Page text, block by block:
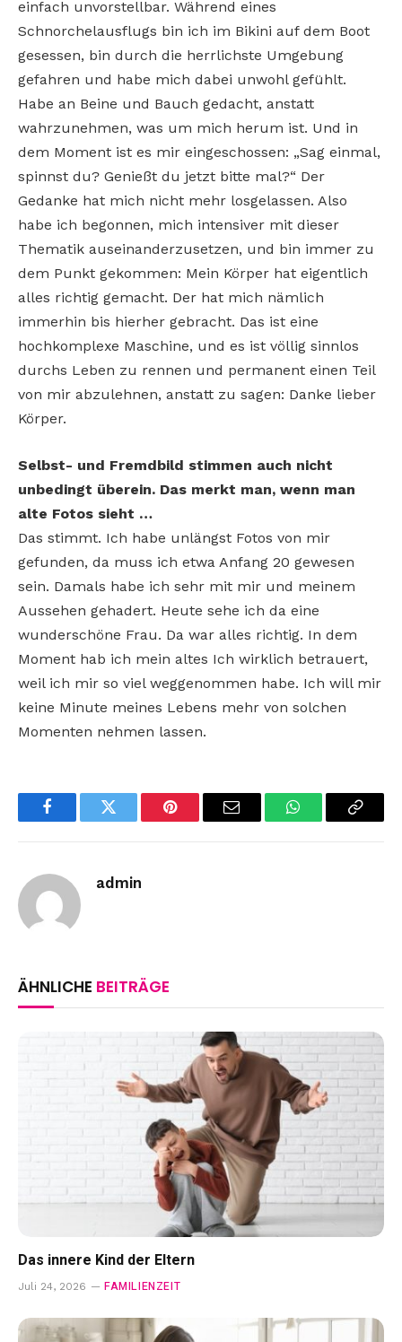
einfach unvorstellbar. Während eines
Schnorchelausflugs bin ich im Bikini auf dem Boot
gesessen, bin durch die herrlichste Umgebung
gefahren und habe mich dabei unwohl gefühlt.
Habe an Beine und Bauch gedacht, anstatt
wahrzunehmen, was um mich herum ist. Und in
dem Moment ist es mir eingeschossen: „Sag einmal,
spinnst du? Genießt du jetzt bitte mal?“ Der
Gedanke hat mich nicht mehr losgelassen. Also
habe ich begonnen, mich intensiver mit dieser
Thematik auseinanderzusetzen, und bin immer zu
dem Punkt gekommen: Mein Körper hat eigentlich
alles richtig gemacht. Der hat mich nämlich
immerhin bis hierher gebracht. Das ist eine
hochkomplexe Maschine, und es ist völlig sinnlos
durchs Leben zu rennen und permanent einen Teil
von mir abzulehnen, anstatt zu sagen: Danke lieber
Körper.
Selbst- und Fremdbild stimmen auch nicht
unbedingt überein. Das merkt man, wenn man
alte Fotos sieht …
Das stimmt. Ich habe unlängst Fotos von mir
gefunden, da muss ich etwa Anfang 20 gewesen
sein. Damals habe ich sehr mit mir und meinem
Aussehen gehadert. Heute sehe ich da eine
wunderschöne Frau. Da war alles richtig. In dem
Moment hab ich mein altes Ich wirklich betrauert,
weil ich mir so viel weggenommen habe. Ich will mir
keine Minute meines Lebens mehr von solchen
Momenten nehmen lassen.
FacebookTwitter Pinterest Email WhatsAppCopy
admin
ÄHNLICHE BEITRÄGE
Das innere Kind der Eltern
Juli 24, 2026 FAMILIENZEIT